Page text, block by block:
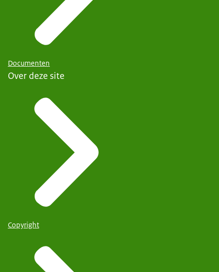
Documenten
Over deze site
Copyright